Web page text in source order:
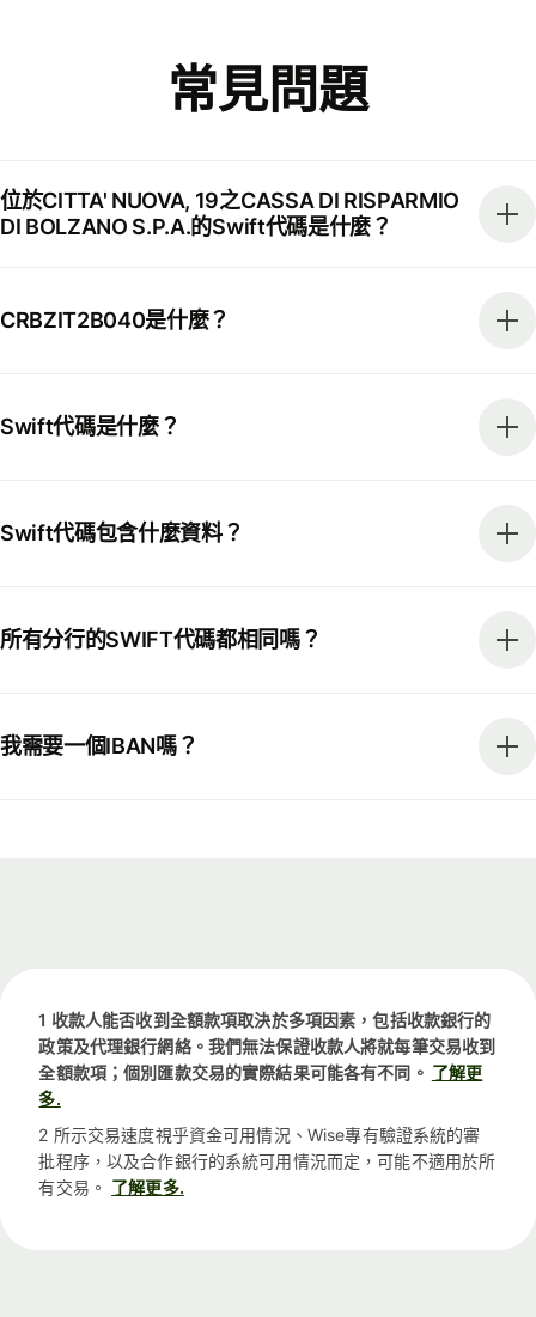
常見問題
位於CITTA' NUOVA, 19之CASSA DI RISPARMIO
DI BOLZANO S.P.A.的Swift代碼是什麼？
CRBZIT2B040是什麼？
Swift代碼是什麼？
Swift代碼包含什麼資料？
所有分行的SWIFT代碼都相同嗎？
我需要一個IBAN嗎？
1 收款人能否收到全額款項取決於多項因素，包括收款銀行的
政策及代理銀行網絡。我們無法保證收款人將就每筆交易收到
全額款項；個別匯款交易的實際結果可能各有不同。 了解更
多.
2 所示交易速度視乎資金可用情況、Wise專有驗證系統的審
批程序，以及合作銀行的系統可用情況而定，可能不適用於所
有交易。 了解更多.